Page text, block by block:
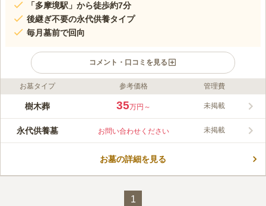
「多摩境駅」から徒歩約7分
後継ぎ不要の永代供養タイプ
毎月墓前で回向
コメント・口コミを見る
ライフドット編集部のコメント
多摩境フォーシーズンメモリアルは町田市にある民営霊園で、一
し込みができます。樹木葬は個人墓なのでお墓の承継者、墓石が
不要で経済的かつ自然志向という点が特徴です。新宿から最短40
備しているので車でのアクセスも可能です。
この霊園はまだ誰からも評価されていません。
お墓タイプ 参考価格 管理費
樹木葬 35万円～ 未掲載
永代供養墓 お問い合わせください 未掲載
お墓の詳細を見る
1